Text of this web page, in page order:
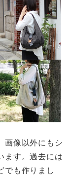
画像以外にもシ
ます。過去には
でも作りまし